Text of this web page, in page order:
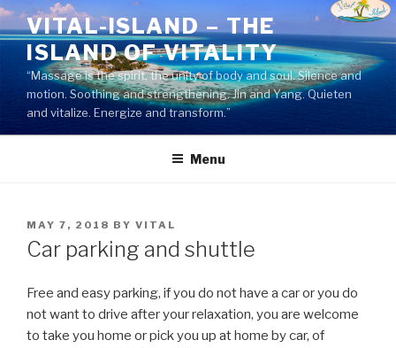
Skip
to
content
VITAL-ISLAND – THE
ISLAND OF VITALITY
“Massage is the spirit, the unity of body and soul. Silence and
motion. Soothing and strengthening. Jin and Yang. Quieten
and vitalize. Energize and transform.”
Menu
POSTED
ON
MAY 7, 2018 BY VITAL
Car parking and shuttle
Free and easy parking, if you do not have a car or you do
not want to drive after your relaxation, you are welcome
to take you home or pick you up at home by car, of